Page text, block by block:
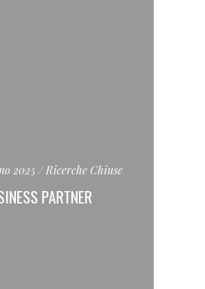
2025 Ricerche Chiuse
PARTNER